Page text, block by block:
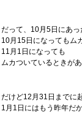
だって、10月5日にあっ
10月15日になってもム
11月1日になっても
ムカついているときが
だけど12月31日までに
1月1日にはもう昨年だか